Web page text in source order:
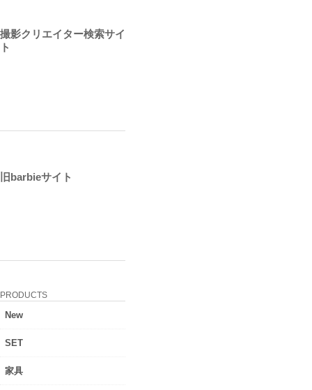
撮影クリエイター検索サイ
ト
旧barbieサイト
PRODUCTS
New
SET
家具